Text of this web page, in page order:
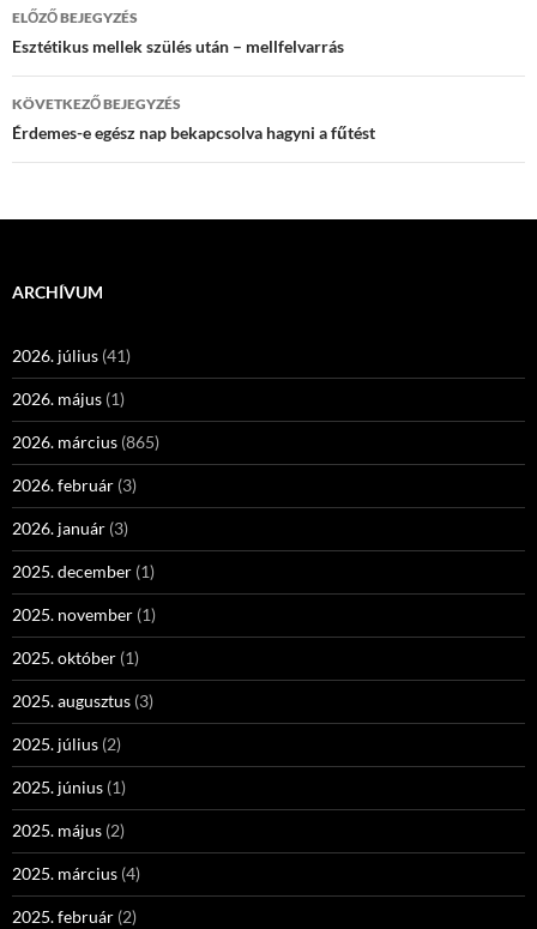
Bejegyzés
navigáció
ELŐZŐ BEJEGYZÉS
Esztétikus mellek szülés után – mellfelvarrás
KÖVETKEZŐ BEJEGYZÉS
Érdemes-e egész nap bekapcsolva hagyni a fűtést
ARCHÍVUM
2026. július (41)
2026. május (1)
2026. március (865)
2026. február (3)
2026. január (3)
2025. december (1)
2025. november (1)
2025. október (1)
2025. augusztus (3)
2025. július (2)
2025. június (1)
2025. május (2)
2025. március (4)
2025. február (2)